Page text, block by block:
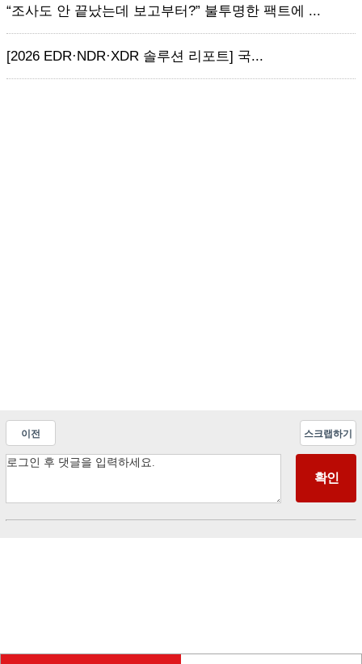
“조사도 안 끝났는데 보고부터?” 불투명한 팩트에 ...
[2026 EDR·NDR·XDR 솔루션 리포트] 국...
이전 스크랩하기